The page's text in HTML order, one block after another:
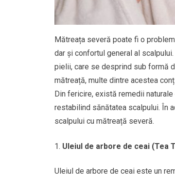
Mătreața severă poate fi o
dar și confortul general al
pielii, care se desprind sub formă
mătreață, multe dintre acestea
Din fericire, există remedii
restabilind sănătatea scalpului. În
scalpului cu mătreață severă.
Uleiul de arbore de ceai (Tea
Uleiul de arbore de ceai este un